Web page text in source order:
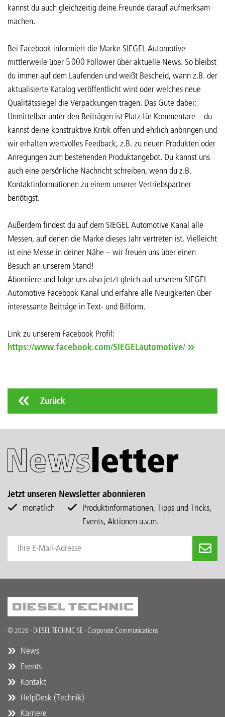
kannst du auch gleichzeitig deine Freunde darauf aufmerksam
machen.
Bei Facebook informiert die Marke SIEGEL Automotive
mittlerweile über 5 000 Follower über aktuelle News. So bleibst
du immer auf dem Laufenden und weißt Bescheid, wann z.B. der
aktualisierte Katalog veröffentlicht wird oder welches neue
Qualitätssiegel die Verpackungen tragen. Das Gute dabei:
Unmittelbar unter den Beiträgen ist Platz für Kommentare – du
kannst deine konstruktive Kritik offen und ehrlich anbringen und
wir erhalten wertvolles Feedback, z.B. zu neuen Produkten oder
Anregungen zum bestehenden Produktangebot. Du kannst uns
auch eine persönliche Nachricht schreiben, wenn du z.B.
Kontaktinformationen zu einem unserer Vertriebspartner
benötigst.
Außerdem findest du auf dem SIEGEL Automotive Kanal alle
Messen, auf denen die Marke dieses Jahr vertreten ist. Vielleicht
ist eine Messe in deiner Nähe – wir freuen uns über einen
Besuch an unserem Stand!
Abonniere und folge uns also jetzt gleich auf unserem SIEGEL
Automotive Facebook Kanal und erfahre alle Neuigkeiten über
interessante Beiträge in Text- und Bilform.
Link zu unserem Facebook Profil:
https://www.facebook.com/SIEGELautomotive/
Zurück
Jetzt unseren Newsletter abonnieren
monatlich
Produktinformationen, Tipps und Tricks,
Events, Aktionen u.v.m.
© 2026 · DIESEL TECHNIC SE · Corporate Communications
News
Events
Kontakt
HelpDesk (Technik)
Karriere